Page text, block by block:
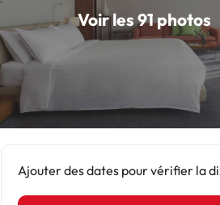
Voir les 91 photos
Ajouter des dates pour vérifier la